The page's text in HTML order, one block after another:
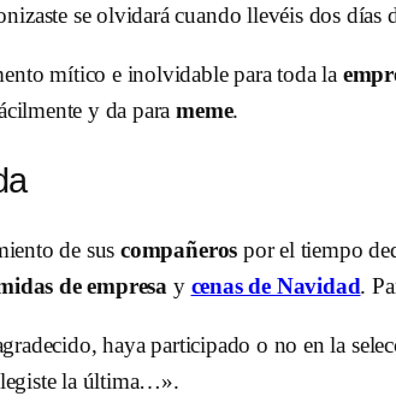
se olvidará cuando llevéis dos días
mítico e inolvidable para toda la
y da para meme.
de suscompañeros por el tiempo
de empresa y cenas de Navidad.
haya participado o no en la
la última…».